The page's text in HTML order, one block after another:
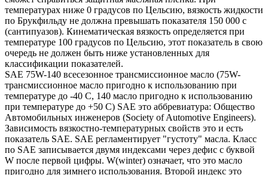
температурах ниже 0 градусов по Цельсию, вязкость жидкости
по Брукфильду не должна превышать показателя 150 000 с
(сантипуазов). Кинематическая вязкость определяется при
температуре 100 градусов по Цельсию, этот показатель в свою
очередь не должен быть ниже установленных для
классификации показателей.
SAE 75W-140 всесезонное трансмиссионное масло (75W-
трансмиссионное масло пригодно к использованию при
температуре до -40 С, 140 масло пригодно к использованию
при температуре до +50 С) SAE это аббревиатура: Общество
Автомобильных инженеров (Society of Automotive Engineers).
Зависимость вязкостно-температурных свойств это и есть
показатель SAE. SAE регламентирует "густоту" масла. Класс
по SAE записывается двумя индексами через дефис с буквой
W после первой цифры. W(winter) означает, что это масло
пригодно для зимнего использования. Второй индекс это